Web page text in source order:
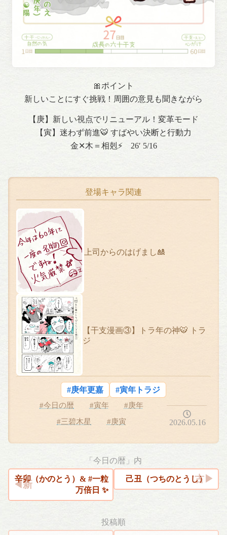
🎀ポイント
新しいことにすぐ挑戦！周囲の意見も聞きながら
【庚】新しい視点でリニューアル！変革モード
【寅】迷わず前進🐯 すばやい決断と行動力
金✕木＝相剋⚡️ 26′ 5/16
登場キャラ関連
上司からのはげまし🎎
【干支漫画③】トラ年の神🐯 トラ
ジ
#庚年更嘉
#寅年トラジ
#今日の暦
#寅年
#庚年
#三碧木星
#庚寅 2026.05.16
「今日の暦」内
辛卯（かのとう）& #一粒
万倍日 ✨
己丑（つちのとうし）
投稿順